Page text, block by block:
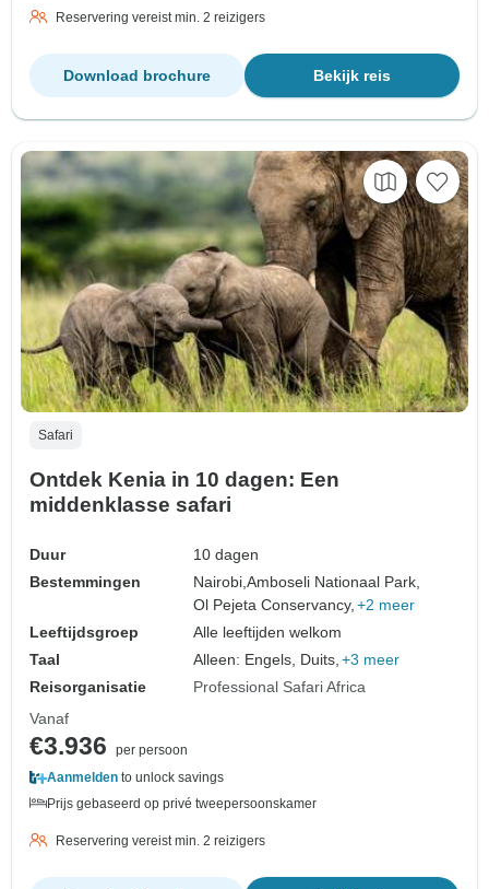
Reservering vereist min. 2 reizigers
Bekijk reis
Download brochure
Safari
Ontdek Kenia in 10 dagen: Een
middenklasse safari
Duur
10 dagen
Bestemmingen
Nairobi,Amboseli Nationaal Park,
Ol Pejeta Conservancy, +2 meer
Leeftijdsgroep
Alle leeftijden welkom
Taal
Alleen: Engels, Duits, +3 meer
Reisorganisatie
Professional Safari Africa
Vanaf
€3.936
per persoon
Aanmelden to unlock savings
Prijs gebaseerd op privé tweepersoonskamer
Reservering vereist min. 2 reizigers